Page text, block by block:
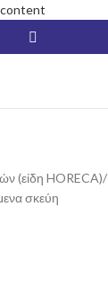
content
(είδη HORECA)/
σκεύη